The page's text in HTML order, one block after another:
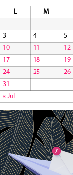
L
M
3
4 5
10
11 12
17
18 19
24
25 26
31
« Jul